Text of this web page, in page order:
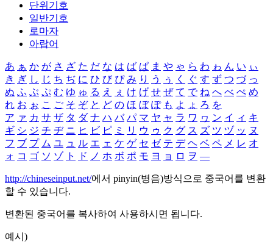
단위기호
일반기호
로마자
아랍어
あ ぁ か が さ ざ た だ な は ば ぱ ま や ゃ ら わ ゎ ん い ぃ
き ぎ し じ ち ぢ に ひ び ぴ み り う ぅ く ぐ す ず つ づ っ
ぬ ふ ぶ ぷ む ゆ ゅ る え ぇ け げ せ ぜ て で ね へ べ ぺ め
れ お ぉ こ ご そ ぞ と ど の ほ ぼ ぽ も よ ょ ろ を
ア ァ カ サ ザ タ ダ ナ ハ バ パ マ ヤ ャ ラ ワ ヮ ン イ ィ キ
ギ シ ジ チ ヂ ニ ヒ ビ ピ ミ リ ウ ゥ ク グ ス ズ ツ ヅ ッ ヌ
フ ブ プ ム ユ ュ ル エ ェ ケ ゲ セ ゼ テ デ ヘ ベ ペ メ レ オ
ォ コ ゴ ソ ゾ ト ド ノ ホ ボ ポ モ ヨ ョ ロ ヲ ―
http://chineseinput.net/에서 pinyin(병음)방식으로 중국어를 변환
할 수 있습니다.
변환된 중국어를 복사하여 사용하시면 됩니다.
예시)